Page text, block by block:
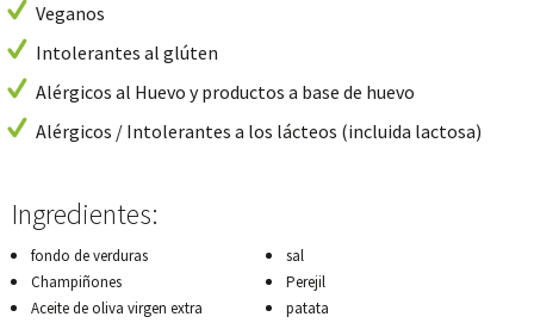
Veganos
Intolerantes al glúten
Alérgicos al Huevo y productos a base de huevo
Alérgicos / Intolerantes a los lácteos (incluida lactosa)
Ingredientes:
fondo de verduras
Champiñones
Aceite de oliva virgen extra
sal
Perejil
patata